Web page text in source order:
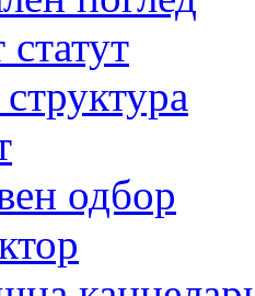
одбор